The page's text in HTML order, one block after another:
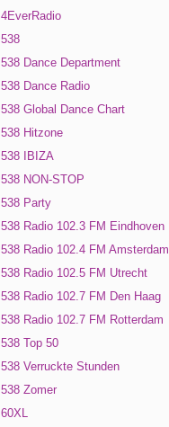
4EverRadio
538
538 Dance Department
538 Dance Radio
538 Global Dance Chart
538 Hitzone
538 IBIZA
538 NON-STOP
538 Party
538 Radio 102.3 FM Eindhoven
538 Radio 102.4 FM Amsterdam
538 Radio 102.5 FM Utrecht
538 Radio 102.7 FM Den Haag
538 Radio 102.7 FM Rotterdam
538 Top 50
538 Verruckte Stunden
538 Zomer
60XL